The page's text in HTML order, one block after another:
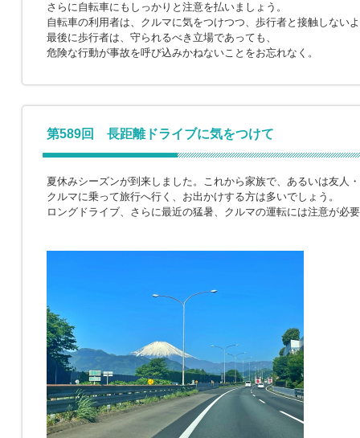
さらに自転車にもしっかりと注意を払いましょう。
自転車の利用者は、クルマに気をつけつつ、歩行者と接触しない
最後に歩行者は、守られるべき立場であっても、
危険な行動が事故を呼び込みかねないことをお忘れなく。
第589回 長距離ドライブに気をつけて
夏休みシーズンが到来しました。これから家族で、あるいは友人
クルマに乗って旅行へ行く、お出かけする方は多いでしょう。
ロングドライブ、さらに最近の猛暑、クルマの運転には注意が必